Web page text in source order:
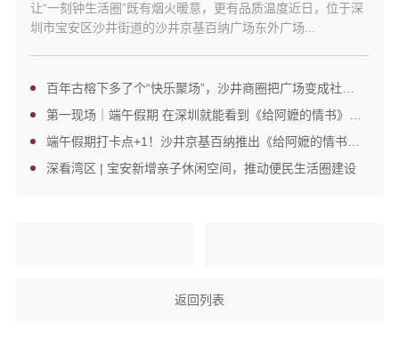
让“一刻钟生活圈”既有烟火暖意，更有品质温度近日，位于深
圳市宝安区沙井街道的沙井京基百纳广场东外广场...
深看湾区 | 宝安新增亲子休闲空间，推动便民生活圈建设
返回列表